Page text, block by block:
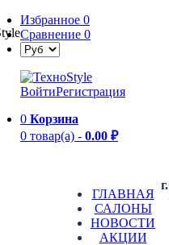
Избранное 0
Сравнение 0
ВойтиРегистрация
0 Корзина
0 товар(а) - 0.00 ₽
ГЛАВНАЯ
САЛОНЫ
НОВОСТИ
АКЦИИ